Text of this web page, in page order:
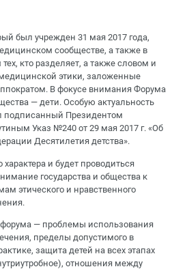
был учрежден 31 мая 2017 года,
сообществе, а также в
кто разделяет, а также словом и
этики, заложенные
В фокусе внимания Форума
— дети. Особую актуальность
подписанный Президентом
Указ №240 от 29 мая 2017 г. «Об
Десятилетия детства».
и будет проводиться
государства и общества к
этического и нравственного
— проблемы использования
пределы допустимого в
защита детей на всех этапах
отношения между